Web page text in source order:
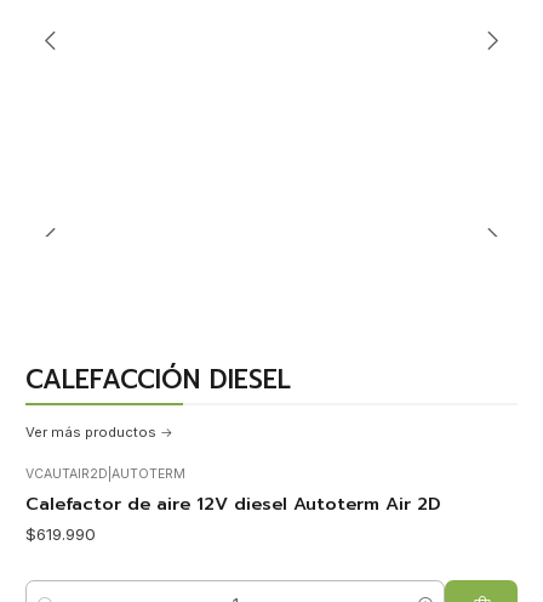
CALEFACCIÓN DIESEL
Ver más productos
VCAUTAIR2D AUTOTERM
Calefactor de aire 12V diesel Autoterm Air 2D
$619.990